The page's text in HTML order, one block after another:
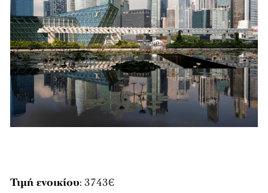
Τιμή ενοικίου: 3743€